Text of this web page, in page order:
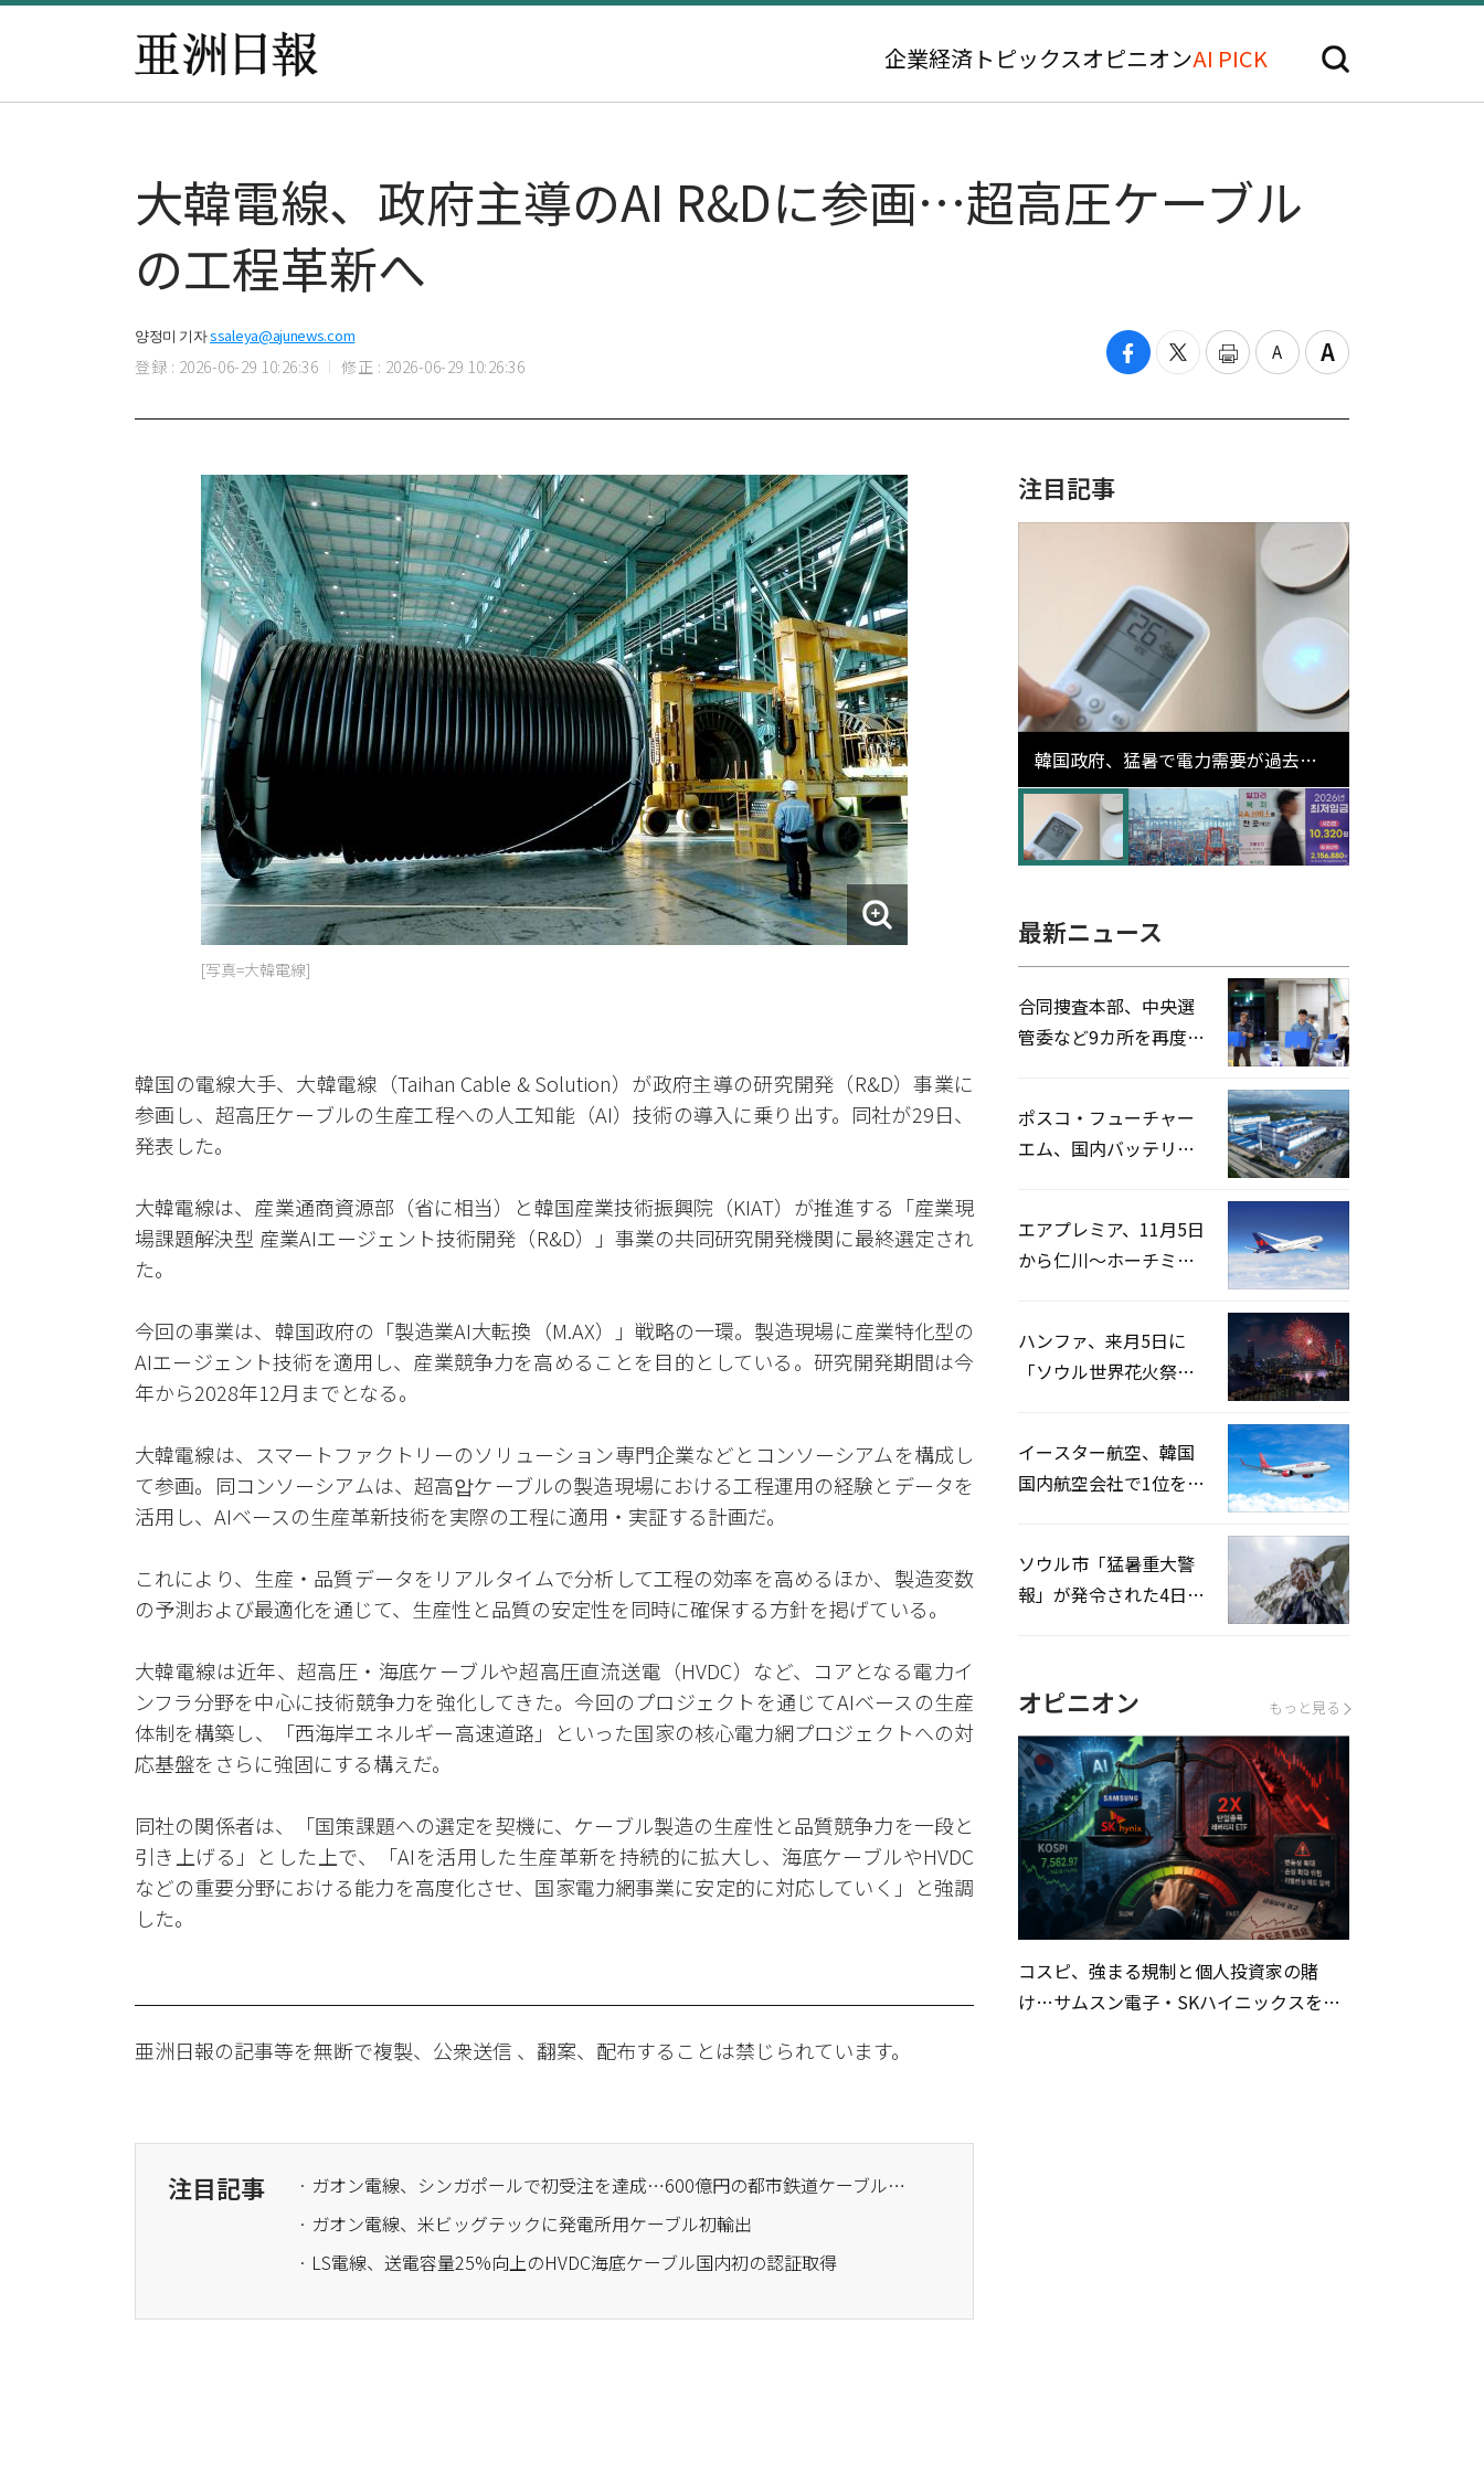
企業経済 トピックスオピニオンAI PICK
大韓電線、政府主導のAI R&Dに参画…超高圧ケーブル
の工程革新へ
양정미 기자ssaleya@ajunews.com
登録 : 2026-06-29 10:26:36 修正 : 2026-06-29 10:26:36
[写真=大韓電線]
韓国の電線大手、大韓電線（Taihan Cable & Solution）が政府主導の研究開発（R&D）事業に
参画し、超高圧ケーブルの生産工程への人工知能（AI）技術の導入に乗り出す。同社が29日、
発表した。
大韓電線は、産業通商資源部（省に相当）と韓国産業技術振興院（KIAT）が推進する「産業現
場課題解決型 産業AIエージェント技術開発（R&D）」事業の共同研究開発機関に最終選定され
た。
今回の事業は、韓国政府の「製造業AI大転換（M.AX）」戦略の一環。製造現場に産業特化型の
AIエージェント技術を適用し、産業競争力を高めることを目的としている。研究開発期間は今
年から2028年12月までとなる。
大韓電線は、スマートファクトリーのソリューション専門企業などとコンソーシアムを構成し
て参画。同コンソーシアムは、超高압ケーブルの製造現場における工程運用の経験とデータを
活用し、AIベースの生産革新技術を実際の工程に適用・実証する計画だ。
これにより、生産・品質データをリアルタイムで分析して工程の効率を高めるほか、製造変数
の予測および最適化を通じて、生産性と品質の安定性を同時に確保する方針を掲げている。
大韓電線は近年、超高圧・海底ケーブルや超高圧直流送電（HVDC）など、コアとなる電力イ
ンフラ分野を中心に技術競争力を強化してきた。今回のプロジェクトを通じてAIベースの生産
体制を構築し、「西海岸エネルギー高速道路」といった国家の核心電力網プロジェクトへの対
応基盤をさらに強固にする構えだ。
同社の関係者は、「国策課題への選定を契機に、ケーブル製造の生産性と品質競争力を一段と
引き上げる」とした上で、「AIを活用した生産革新を持続的に拡大し、海底ケーブルやHVDC
などの重要分野における能力を高度化させ、国家電力網事業に安定的に対応していく」と強調
した。
亜洲日報の記事等を無断で複製、公衆送信 、翻案、配布することは禁じられています。
注目記事
· ガオン電線、シンガポールで初受注を達成…600億円の都市鉄道ケーブル供給
· ガオン電線、米ビッグテックに発電所用ケーブル初輸出
· LS電線、送電容量25%向上のHVDC海底ケーブル国内初の認証取得
注目記事
韓国政府、猛暑で電力需要が過去最
高更新の可能性に需給対応体制を点
検
最新ニュース
合同捜査本部、中央選
管委など9カ所を再度家
ポスコ・フューチャー
エム、国内バッテリー
エアプレミア、11月5日
から仁川〜ホーチミン
ハンファ、来月5日に
「ソウル世界花火祭り
イースター航空、韓国
国内航空会社で1位を記
ソウル市「猛暑重大警
報」が発令された4日、
オピニオン もっと見る
コスピ、強まる規制と個人投資家の賭
け…サムスン電子・SKハイニックスを巡